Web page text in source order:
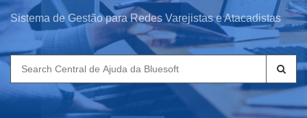
Sistema de Gestão para Redes Varejistas e Atacadistas
Search
for: